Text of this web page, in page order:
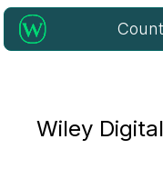
Wiley